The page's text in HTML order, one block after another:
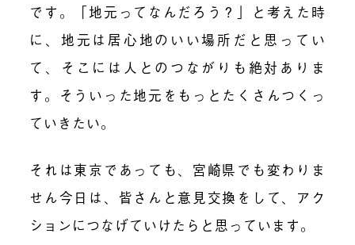
です。「地元ってなんだろう？」と考えた時
に、地元は居心地のいい場所だと思ってい
て、そこには人とのつながりも絶対ありま
す。そういった地元をもっとたくさんつくっ
ていきたい。
それは東京であっても、宮崎県でも変わりま
せん今日は、皆さんと意見交換をして、アク
ションにつなげていけたらと思っています。